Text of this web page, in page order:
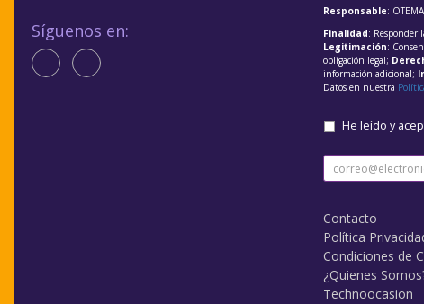
Síguenos en:
Responsable:
Finalidad: Responder
Legitimación:
obligación legal;
información adicional;
Datos en nuestra
He leído y
Contacto
Política
Condiciones de
¿Quienes
Technoocasion